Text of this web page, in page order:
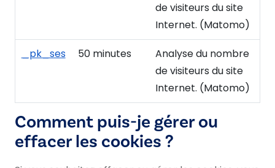
de visiteurs du site
Internet. (Matomo)
_pk_ses 50 minutes
Analyse du nombre
de visiteurs du site
Internet. (Matomo)
Comment puis-je gérer ou
effacer les cookies ?